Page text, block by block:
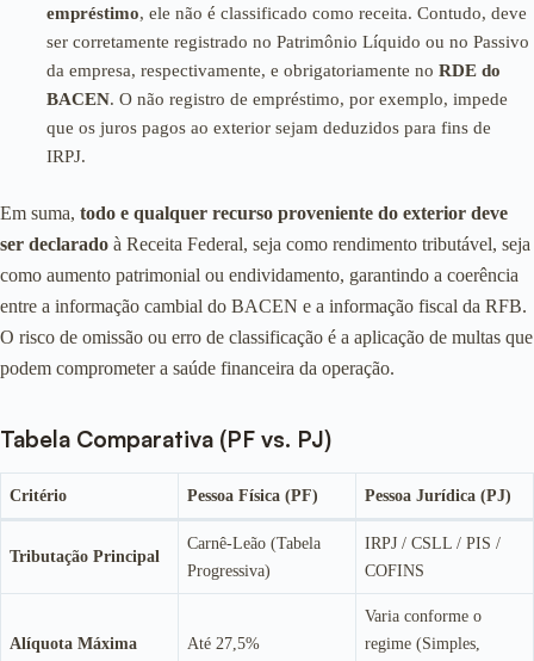
empréstimo, ele não é classificado como receita. Contudo, deve
ser corretamente registrado no Patrimônio Líquido ou no Passivo
da empresa, respectivamente, e obrigatoriamente no RDE do
BACEN. O não registro de empréstimo, por exemplo, impede
que os juros pagos ao exterior sejam deduzidos para fins de
IRPJ.
Em suma, todo e qualquer recurso proveniente do exterior deve
ser declarado à Receita Federal, seja como rendimento tributável, seja
como aumento patrimonial ou endividamento, garantindo a coerência
entre a informação cambial do BACEN e a informação fiscal da RFB.
O risco de omissão ou erro de classificação é a aplicação de multas que
podem comprometer a saúde financeira da operação.
Tabela Comparativa (PF vs. PJ)
Critério Pessoa Física (PF) Pessoa Jurídica (PJ)
Tributação Principal
Carnê-Leão (Tabela
Progressiva)
IRPJ / CSLL / PIS /
COFINS
Alíquota Máxima Até 27,5%
Varia conforme o
regime (Simples,